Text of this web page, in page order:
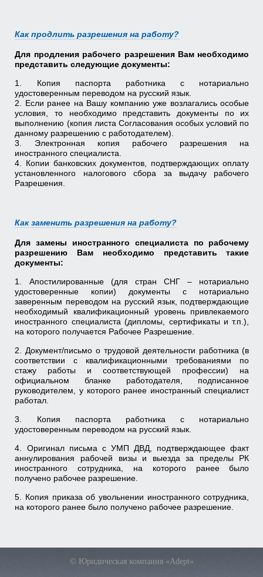
Как продлить разрешения на работу?
Для продления рабочего разрешения Вам необходимо
представить следующие документы:
1. Копия паспорта работника с нотариально
удостоверенным переводом на русский язык.
2. Если ранее на Вашу компанию уже возлагались особые
условия, то необходимо представить документы по их
выполнению (копия листа Согласования особых условий по
данному разрешению с работодателем).
3. Электронная копия рабочего разрешения на
иностранного специалиста.
4. Копии банковских документов, подтверждающих оплату
установленного налогового сбора за выдачу рабочего
Разрешения.
Как заменить разрешения на работу?
Для замены иностранного специалиста по рабочему
разрешению Вам необходимо представить такие
документы:
1. Апостилированные (для стран СНГ – нотариально
удостоверенные копии) документы с нотариально
заверенным переводом на русский язык, подтверждающие
необходимый квалификационный уровень привлекаемого
иностранного специалиста (дипломы, сертификаты и т.п.),
на которого получается Рабочее Разрешение.
2. Документ/письмо о трудовой деятельности работника (в
соответствии с квалификационными требованиями по
стажу работы и соответствующей профессии) на
официальном бланке работодателя, подписанное
руководителем, у которого ранее иностранный специалист
работал.
3. Копия паспорта работника с нотариально
удостоверенным переводом на русский язык.
4. Оригинал письма с УМП ДВД, подтверждающее факт
аннулирования рабочей визы и выезда за пределы РК
иностранного сотрудника, на которого ранее было
получено рабочее разрешение.
5. Копия приказа об увольнении иностранного сотрудника,
на которого ранее было получено рабочее разрешение.
© Юридическая компания «Adept»